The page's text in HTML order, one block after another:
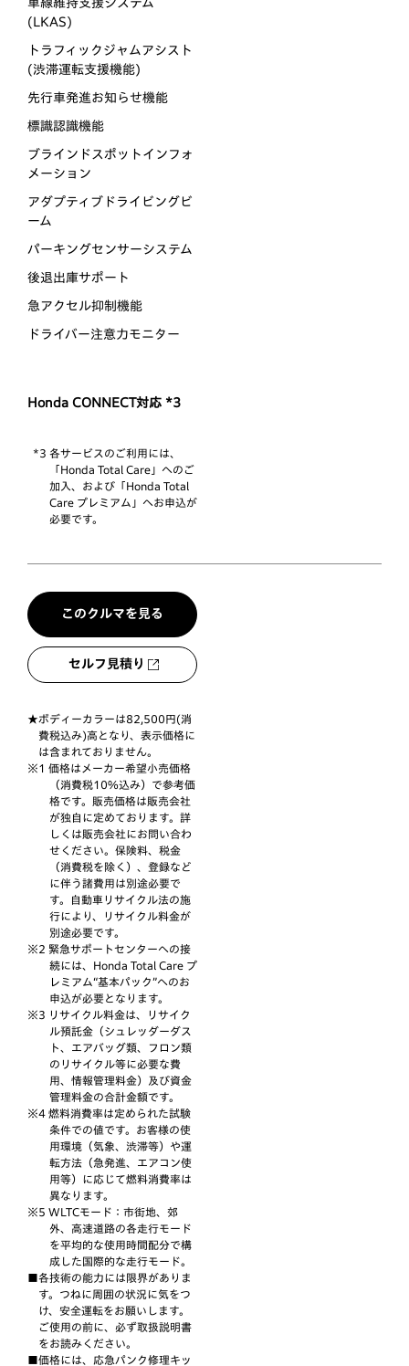
(LKAS)
トラフィックジャムアシスト
(渋滞運転支援機能)
先行車発進お知らせ機能
標識認識機能
ブラインドスポットインフォ
メーション
アダプティブドライビングビ
ーム
パーキングセンサーシステム
後退出庫サポート
急アクセル抑制機能
ドライバー注意力モニター
Honda CONNECT対応 *3
*3 各サービスのご利用には、
「Honda Total Care」へのご
加入、および「Honda Total
Care プレミアム」へお申込が
必要です。
このクルマを見る
セルフ見積り
ボディーカラーは82,500円(消
費税込み)高となり、表示価格に
は含まれておりません。
価格はメーカー希望小売価格
（消費税10%込み）で参考価
格です。販売価格は販売会社
が独自に定めております。詳
しくは販売会社にお問い合わ
せください。保険料、税金
（消費税を除く）、登録など
に伴う諸費用は別途必要で
す。自動車リサイクル法の施
行により、リサイクル料金が
別途必要です。
緊急サポートセンターへの接
続には、Honda Total Care プ
レミアム“基本パック”へのお
申込が必要となります。
リサイクル料金は、リサイク
ル預託金（シュレッダーダス
ト、エアバッグ類、フロン類
のリサイクル等に必要な費
用、情報管理料金）及び資金
管理料金の合計金額です。
燃料消費率は定められた試験
条件での値です。お客様の使
用環境（気象、渋滞等）や運
転方法（急発進、エアコン使
用等）に応じて燃料消費率は
異なります。
WLTCモード：市街地、郊
外、高速道路の各走行モード
を平均的な使用時間配分で構
成した国際的な走行モード。
各技術の能力には限界がありま
す。つねに周囲の状況に気をつ
け、安全運転をお願いします。
ご使用の前に、必ず取扱説明書
をお読みください。
価格には、応急パンク修理キッ